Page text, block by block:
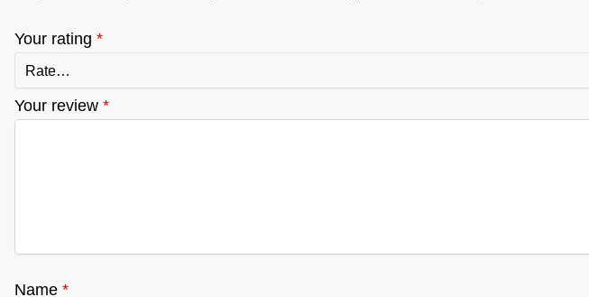
Your rating *
Your review *
Name *